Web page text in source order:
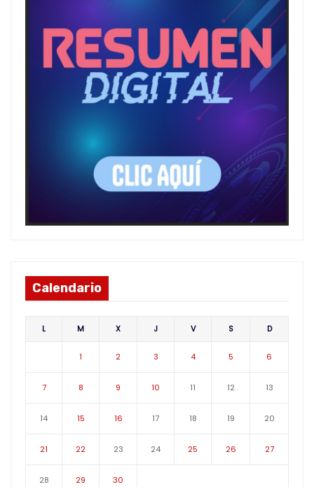
Calendario
L M X J V S D
1 2 3 4 5 6
7 8 9 10 11 12 13
14 15 16 17 18 19 20
21 22 23 24 25 26 27
28 29 30